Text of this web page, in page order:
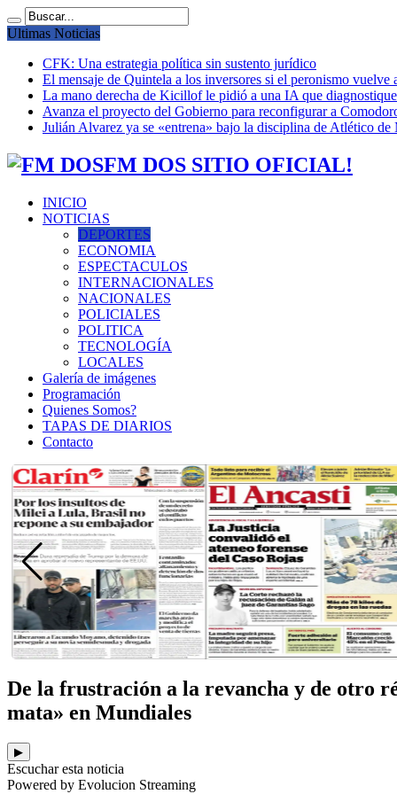
Ultimas Noticias
CFK: Una estrategia política sin sustento jurídico
El mensaje de Quintela a los inversores si el peronismo
La mano derecha de Kicillof le pidió a una IA que
Avanza el proyecto del Gobierno para reconfigurar a
Julián Alvarez ya se «entrena» bajo la disciplina de Atlético de
FM DOS SITIO OFICIAL!
INICIO
NOTICIAS
DEPORTES
ECONOMIA
ESPECTACULOS
INTERNACIONALES
NACIONALES
POLICIALES
POLITICA
TECNOLOGÍA
LOCALES
Galería de imágenes
Programación
Quienes Somos?
TAPAS DE DIARIOS
Contacto
De la frustración a la revancha y de otro
mata» en Mundiales
▶
Escuchar esta noticia
Powered by Evolucion Streaming